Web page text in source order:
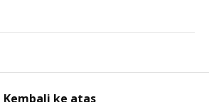
Kembali ke atas